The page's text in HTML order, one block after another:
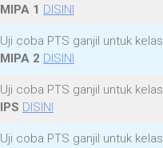
MIPA 1 DISINI
Uji coba PTS ganjil untuk kelas
MIPA 2 DISINI
Uji coba PTS ganjil untuk kelas
IPS DISINI
Uji coba PTS ganjil untuk kelas